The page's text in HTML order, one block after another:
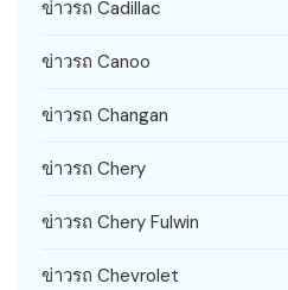
ข่าวรถ Cadillac
ข่าวรถ Canoo
ข่าวรถ Changan
ข่าวรถ Chery
ข่าวรถ Chery Fulwin
ข่าวรถ Chevrolet